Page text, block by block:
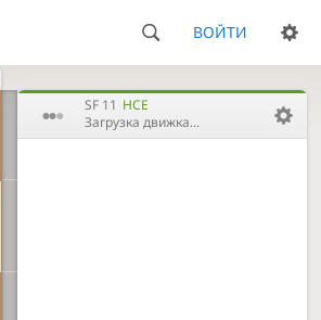
ВОЙТИ
SF 11 HCE
Загрузка движка...